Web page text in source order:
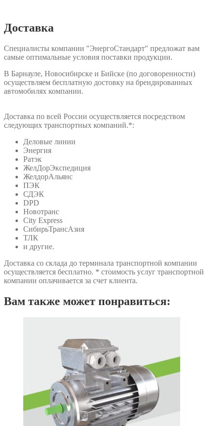
Доставка
Специалисты компании "ЭнергоСтандарт" предложат вам
самые оптимальные условия поставки продукции.
В Барнауле, Новосибирске и Бийске (по договоренности)
осуществляем бесплатную достовку на брендированных
автомобилях компании.
Доставка по всей России осуществляется посредством
следующих транспортных компаний.*:
Деловые линии
Энергия
Ратэк
ЖелДорЭкспедиция
ЖелдорАльянс
ПЭК
СДЭК
DPD
Новотранс
City Express
СибирьТрансАзия
ТЛК
и другие.
Доставка со склада до терминала транспортной компании
осуществляется бесплатно. * стоимость услуг транспортной
компании оплачивается за счет клиента.
Вам также может понравиться: